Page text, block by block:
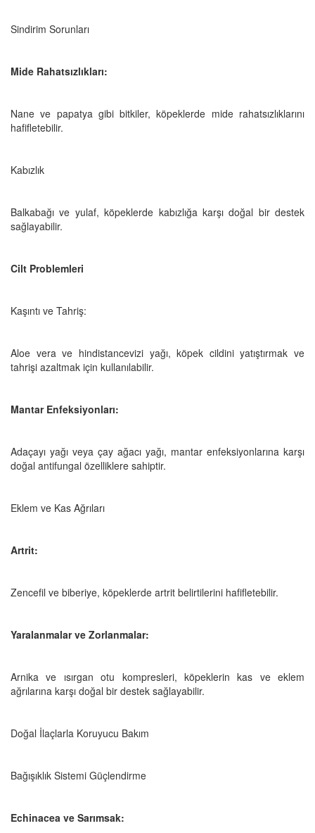
Sindirim Sorunları
Mide Rahatsızlıkları:
Nane ve papatya gibi bitkiler, köpeklerde mide rahatsızlıklarını
hafifletebilir.
Kabızlık
Balkabağı ve yulaf, köpeklerde kabızlığa karşı doğal bir destek
sağlayabilir.
Cilt Problemleri
Kaşıntı ve Tahriş:
Aloe vera ve hindistancevizi yağı, köpek cildini yatıştırmak ve
tahrişi azaltmak için kullanılabilir.
Mantar Enfeksiyonları:
Adaçayı yağı veya çay ağacı yağı, mantar enfeksiyonlarına karşı
doğal antifungal özelliklere sahiptir.
Eklem ve Kas Ağrıları
Artrit:
Zencefil ve biberiye, köpeklerde artrit belirtilerini hafifletebilir.
Yaralanmalar ve Zorlanmalar:
Arnika ve ısırgan otu kompresleri, köpeklerin kas ve eklem
ağrılarına karşı doğal bir destek sağlayabilir.
Doğal İlaçlarla Koruyucu Bakım
Bağışıklık Sistemi Güçlendirme
Echinacea ve Sarımsak: